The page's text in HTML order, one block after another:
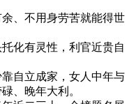
、不用身劳苦就能得世
化有灵性，利官近贵自
自立成家，女人中年与
、晚年大利。